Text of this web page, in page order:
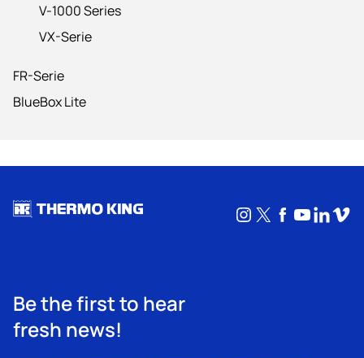
V-1000 Series
VX-Serie
FR-Serie
BlueBox Lite
Instagram
X Facebook
Be the first to hear
fresh news!